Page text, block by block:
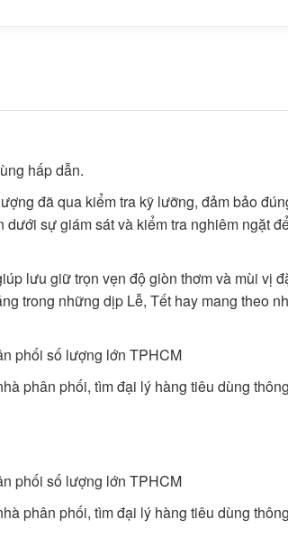
hấp dẫn.
đã qua kiểm tra kỹ lưỡng, đảm bảo
sự giám sát và kiểm tra nghiêm ngặt
lưu giữ trọn vẹn độ giòn thơm và mùi vị
trong những dịp Lễ, Tết hay mang theo
phối số lượng lớn TPHCM
phân phối, tìm đại lý hàng tiêu dùng
phối số lượng lớn TPHCM
phân phối, tìm đại lý hàng tiêu dùng